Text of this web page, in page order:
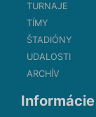
TURNAJE
TÍMY
ŠTADIÓNY
UDALOSTI
ARCHÍV
Informácie